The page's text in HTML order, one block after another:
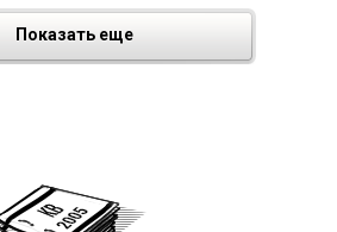
Показать еще